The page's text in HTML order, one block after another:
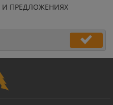
И ПРЕДЛОЖЕНИЯХ